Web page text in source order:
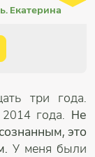
три года.
года. Не
это
У меня были